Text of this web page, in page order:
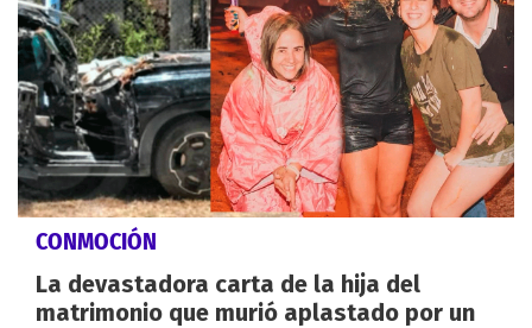
CONMOCIÓN
La devastadora carta de la hija del
matrimonio que murió aplastado por un